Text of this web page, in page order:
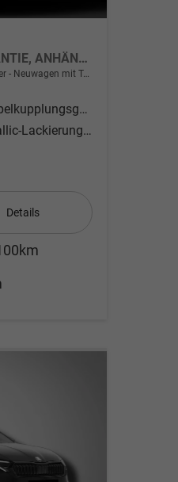
RS 2.0 TSI 265PS DSG, 5J GARANTIE, ANHÄNGERKUPPLUNG, 19"Alu, DCC-Fahrwerk, HEAD-UP, PANORAMADACH, SOUND CANTON, STANDHEIZUNG, FRONTSCHEIBE BEHEIZT, MATRIX, NAVI, El. Heckklappe, ACC, Kessy, Alarm, 3Z-Clima, ParkAssist, PDC, AREA VIEW, Sitzheizung v/h
Neuwagen mit Tageszulassung
Doppelkupplungsgetriebe (DSG)
Metallic-Lackierung Moon-Weiß
Details